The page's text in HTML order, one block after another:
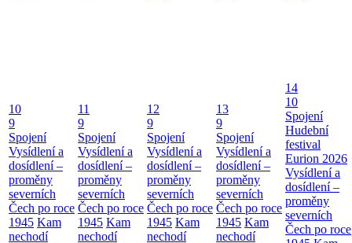
10
9
Spojení
Vysídlení a
dosídlení –
proměny
severních
Čech po roce
1945 Kam
nechodí
11
9
Spojení
Vysídlení a
dosídlení –
proměny
severních
Čech po roce
1945 Kam
nechodí
12
9
Spojení
Vysídlení a
dosídlení –
proměny
severních
Čech po roce
1945 Kam
nechodí
13
9
Spojení
Vysídlení a
dosídlení –
proměny
severních
Čech po roce
1945 Kam
nechodí
14
10
Spojení
Hudební
festival
Eurion 2026
Vysídlení a
dosídlení –
proměny
severních
Čech po roce